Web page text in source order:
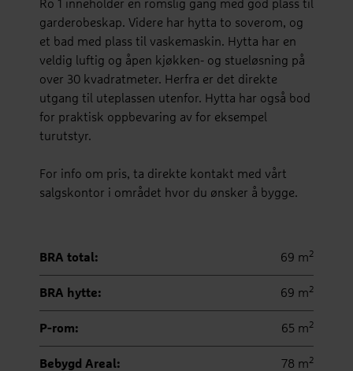
Ro 1 inneholder en romslig gang med god plass til
garderobeskap. Videre har hytta to soverom, og
et bad med plass til vaskemaskin. Hytta har en
veldig luftig og åpen kjøkken- og stueløsning på
over 30 kvadratmeter. Herfra er det direkte
utgang til uteplassen utenfor. Hytta har også bod
for praktisk oppbevaring av for eksempel
turutstyr.
For info om pris, ta direkte kontakt med vårt
salgskontor i området hvor du ønsker å bygge.
BRA total: 69 m2
BRA hytte: 69 m2
P-rom: 65 m2
Bebygd Areal: 78 m2